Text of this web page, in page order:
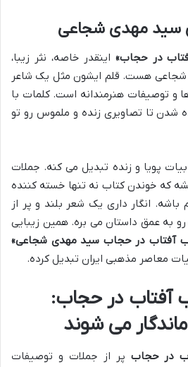
سید مهدی شجاعی
در حجاب» اینقدر خاصه، نثر زیبا،
شجاعی هست. قلم ایشون مثل یک شاعر
و توصیفات هنرمندانه است. کلمات با
شدن تا تصاویری زنده و ملموس رو تو
پویا و زنده تبدیل می کنه. جملات
که خوندن کتاب نه تنها خسته کننده
انگار داری یک شعر بلند و پر از
به عمق داستان می بره. همین زیبایی
آفتاب در حجاب سید مهدی شجاعی»
معاصر مذهبی ایران تبدیل کرده.
آفتاب در حجاب:
می شوند
در حجاب پر از جملات و توصیفات